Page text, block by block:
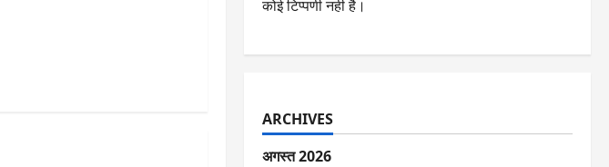
कोई टिप्पणी नही है।
ARCHIVES
अगस्त 2026